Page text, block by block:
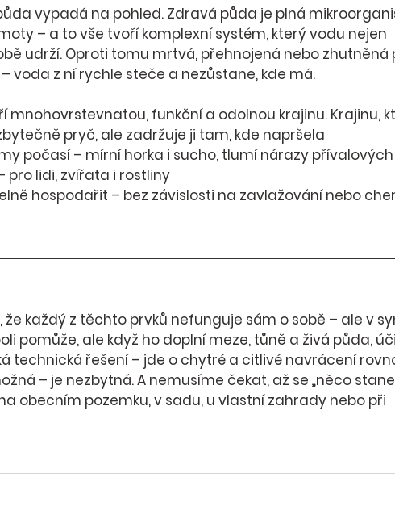
– a to vše tvoří komplexní systém, který vodu nejen
udrží. Oproti tomu mrtvá, přehnojená nebo zhutněná
voda z ní rychle steče a nezůstane, kde má.
mnohovrstevnatou, funkční a odolnou krajinu. Krajinu,
pryč, ale zadržuje ji tam, kde napršela
počasí – mírní horka i sucho, tlumí nárazy
pro lidi, zvířata i rostliny
hospodařit – bez závislosti na zavlažování nebo
že každý z těchto prvků nefunguje sám o sobě – ale v
pomůže, ale když ho doplní meze, tůně a živá půda,
technická řešení – jde o chytré a citlivé navrácení
– je nezbytná. A nemusíme čekat, až se „něco
obecním pozemku, v sadu, u vlastní zahrady nebo při